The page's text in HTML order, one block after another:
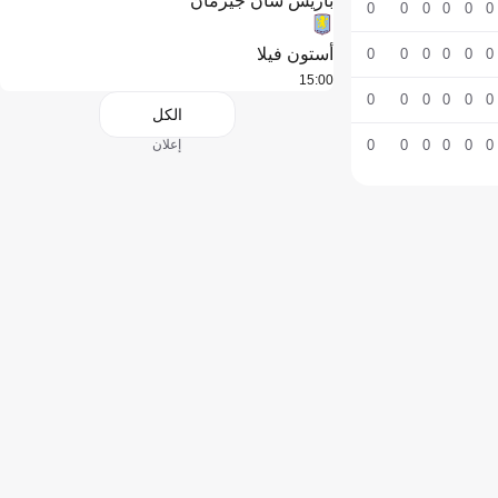
0
0
0
0
0
0
0
0
0
0
0
0
0
0
0
0
0
0
0
0
0
0
0
0
أستون فيلا
15:00
الكل
إعلان